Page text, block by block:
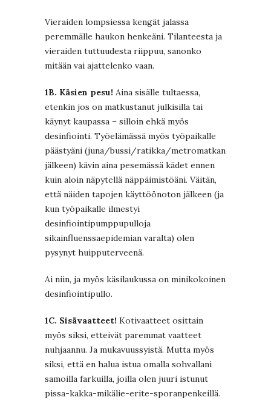
Vieraiden lompsiessa kengät jalassa
peremmälle haukon henkeäni. Tilanteesta ja
vieraiden tuttuudesta riippuu, sanonko
mitään vai ajattelenko vaan.
1B. Käsien pesu! Aina sisälle tultaessa,
etenkin jos on matkustanut julkisilla tai
käynyt kaupassa – silloin ehkä myös
desinfiointi. Työelämässä myös työpaikalle
päästyäni (juna/bussi/ratikka/metromatkan
jälkeen) kävin aina pesemässä kädet ennen
kuin aloin näpytellä näppäimistöäni. Väitän,
että näiden tapojen käyttöönoton jälkeen (ja
kun työpaikalle ilmestyi
desinfiointipumppupulloja
sikainfluenssaepidemian varalta) olen
pysynyt huipputerveenä.
Ai niin, ja myös käsilaukussa on minikokoinen
desinfiointipullo.
1C. Sisävaatteet! Kotivaatteet osittain
myös siksi, etteivät paremmat vaatteet
nuhjaannu. Ja mukavuussyistä. Mutta myös
siksi, että en halua istua omalla sohvallani
samoilla farkuilla, joilla olen juuri istunut
pissa-kakka-mikälie-erite-sporanpenkeillä.